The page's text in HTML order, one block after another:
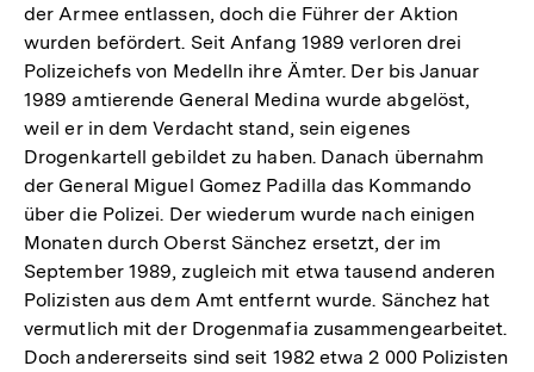
der Armee entlassen, doch die Führer der Aktion
wurden befördert. Seit Anfang 1989 verloren drei
Polizeichefs von Medelln ihre Ämter. Der bis Januar
1989 amtierende General Medina wurde abgelöst,
weil er in dem Verdacht stand, sein eigenes
Drogenkartell gebildet zu haben. Danach übernahm
der General Miguel Gomez Padilla das Kommando
über die Polizei. Der wiederum wurde nach einigen
Monaten durch Oberst Sänchez ersetzt, der im
September 1989, zugleich mit etwa tausend anderen
Polizisten aus dem Amt entfernt wurde. Sänchez hat
vermutlich mit der Drogenmafia zusammengearbeitet.
Doch andererseits sind seit 1982 etwa 2 000 Polizisten